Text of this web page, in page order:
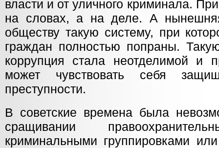
власти и от уличного криминала.
на словах, а на деле. А нынешняя
обществу такую систему, при
граждан полностью попраны.
коррупция стала неотделимой и
может чувствовать себя
преступности.
В советские времена была
сращивании
криминальными группировками